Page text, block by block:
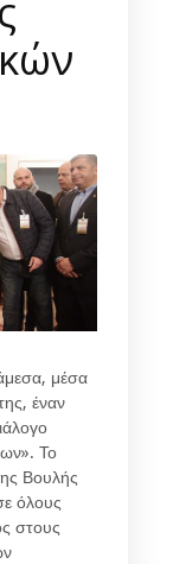
μέσα
έναν
Το
Βουλής
όλους
στους